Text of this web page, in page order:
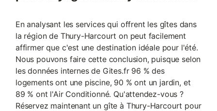
En analysant les services qui offrent les gîtes dans
la région de Thury-Harcourt on peut facilement
affirmer que c'est une destination idéale pour l'été.
Nous pouvons faire cette conclusion, puisque selon
les données internes de Gites.fr 96 % des
logements ont une piscine, 90 % ont un jardin, et
89 % ont l'Air Conditionné. Qu'attendez-vous ?
Réservez maintenant un gîte à Thury-Harcourt pour